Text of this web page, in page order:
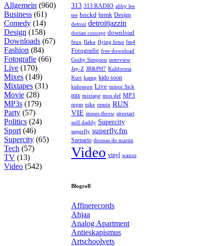
Allgemein (960)
Business (61)
Comedy (14)
Design (158)
Downloads (67)
Fashion (84)
Fotografie (66)
Live (170)
Mixes (149)
Mixtapes (31)
Movie (28)
MP3s (179)
Party (57)
Politics (24)
Sport (46)
Supercity (65)
Tech (57)
TV (13)
Video (542)
313 313 RADIO abby lee
tee bnckd brenk Design
detroit detroitjazzin
dorian concept download
feux flako flying lotus fm4
Fotografie free download
Guilty Simpson interview
Jay-Z JR&PH7 Kalifornia
Kurt kamp kido soon
kidosoon Live minor Sick
mix mixtape mos def MP3
mpm nike remix RUN
VIE stones throw streetart
suff daddy Supercity
superfly superfly.fm
Szenario thomas de martin
Video vinyl waxos
Blogroll
Affinerecords
Ahjaa
Analog Apartment
Antieskapismus
Artschoolvets